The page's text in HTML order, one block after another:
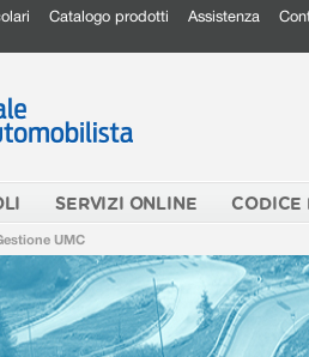
Catalogo prodotti Assistenza
SERVIZI ONLINE CODICE
UMC